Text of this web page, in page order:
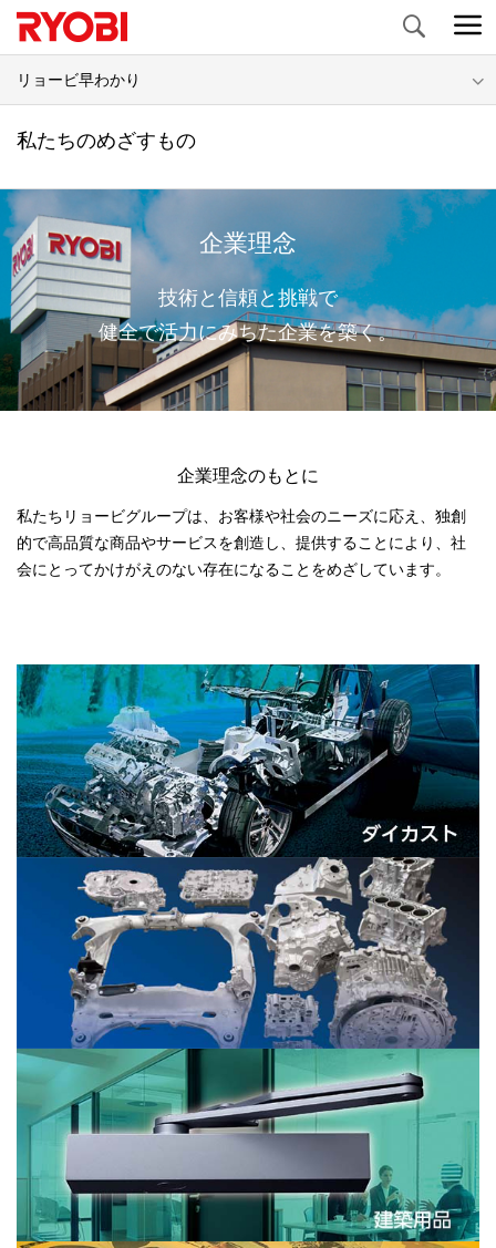
Search
リョービ早わかり
私たちのめざすもの
企業理念
技術と信頼と挑戦で
健全で活力にみちた企業を築く。
企業理念のもとに
私たちリョービグループは、お客様や社会のニーズに応え、独創
的で高品質な商品やサービスを創造し、提供することにより、社
会にとってかけがえのない存在になることをめざしています。